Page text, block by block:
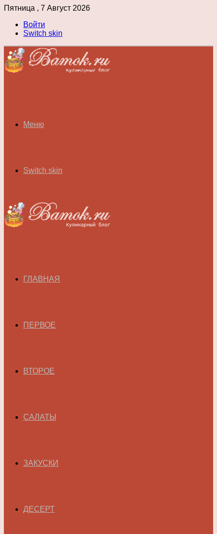
Пятница , 7 Август 2026
Войти
Switch skin
Меню
Switch skin
ГЛАВНАЯ
ПЕРВОЕ
ВТОРОЕ
САЛАТЫ
ЗАКУСКИ
ДЕСЕРТ